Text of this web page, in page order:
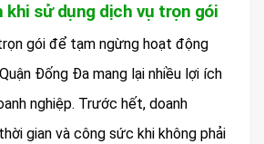
sử dụng dịch vụ trọn gói
gói để tạm ngừng hoạt động
Đống Đa mang lại nhiều lợi ích
nghiệp. Trước hết, doanh
gian và công sức khi không phải